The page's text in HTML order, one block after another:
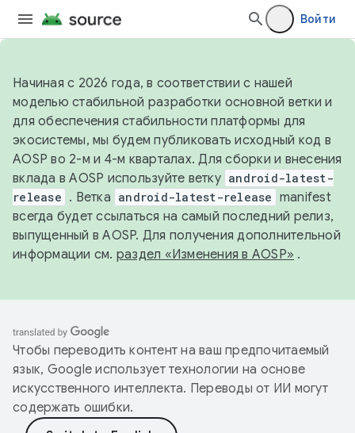
Войти
Начиная с 2026 года, в соответствии с нашей
моделью стабильной разработки основной ветки и
для обеспечения стабильности платформы для
экосистемы, мы будем публиковать исходный код в
AOSP во 2-м и 4-м кварталах. Для сборки и внесения
вклада в AOSP используйте ветку android-latest-
release . Ветка android-latest-release manifest
всегда будет ссылаться на самый последний релиз,
выпущенный в AOSP. Для получения дополнительной
информации см. раздел «Изменения в AOSP» .
Чтобы переводить контент на ваш предпочитаемый
язык, Google использует технологии на основе
искусственного интеллекта. Переводы от ИИ могут
содержать ошибки.